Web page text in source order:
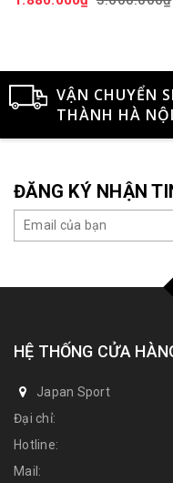
hồng | JapanSport DV3808-
VẬN CHUYỂN
THÀNH HÀ NỘI
ĐĂNG KÝ NHẬN
HỆ THỐNG CỬA
Japan Sport
Đại chỉ:
Hotline:
Mail: